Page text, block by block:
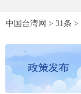
中国台湾网 > 31条 >